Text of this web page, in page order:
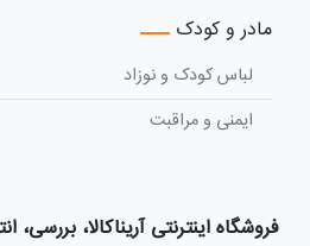
فروشگاه اینترنتی آریناکالا، بررسی،
مادر و کودک
لباس کودک و نوزاد
ایمنی و مراقبت